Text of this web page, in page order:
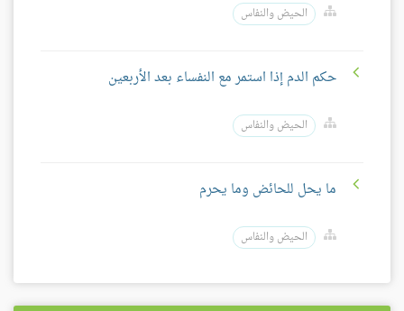
الحيض والنفاس
حكم الدم إذا استمر مع النفساء بعد الأربعين
الحيض والنفاس
ما يحل للحائض وما يحرم
الحيض والنفاس